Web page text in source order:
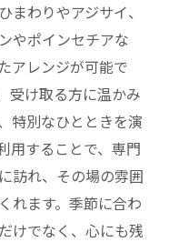
屋のアレンジメ
メントで空間を
ントの雰囲気
花屋のアレンジ
を身近に
わりやアジサイ、
やポインセチアな
アレンジが可能で
受け取る方に温かみ
特別なひとときを演
用することで、専門
訪れ、その場の雰囲
れます。季節に合わ
けでなく、心にも残